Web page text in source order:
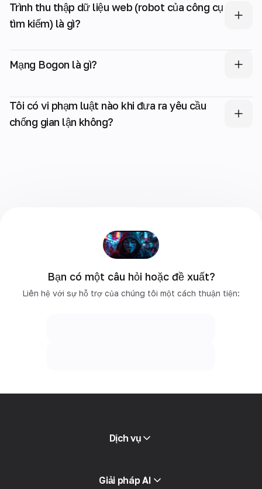
Trình thu thập dữ liệu web (robot của công cụ
tìm kiếm) là gì?
Mạng Bogon là gì?
Tôi có vi phạm luật nào khi đưa ra yêu cầu
chống gian lận không?
Bạn có một câu hỏi hoặc đề xuất?
Liên hệ với sự hỗ trợ của chúng tôi một cách thuận tiện:
Dịch vụ
Proxy di động
Giải pháp AI